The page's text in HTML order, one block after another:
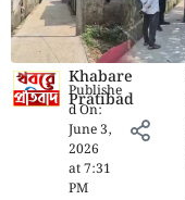
Khabare
Pratibad
Publishe
d On:
June 3,
2026
at7:31
PM